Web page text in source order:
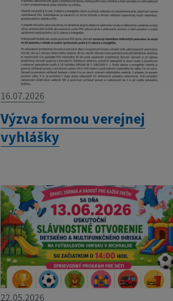
16.07.2026
Výzva formou verejnej
vyhlášky
22.05.2026